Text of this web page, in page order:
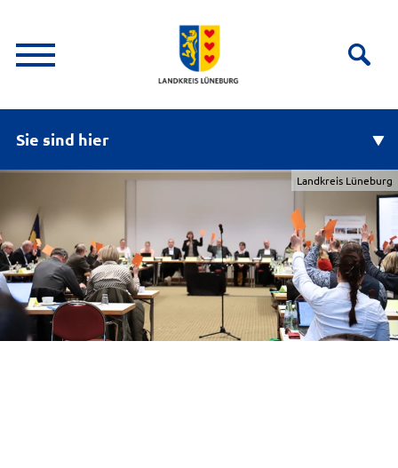
Sie sind hier
Landkreis Lüneburg